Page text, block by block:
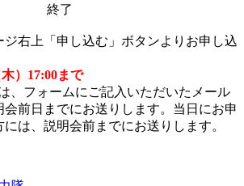
終了
ジ右上「申し込む」ボタンよりお申し込
）17:00まで
、フォームにご記入いただいたメール
会前日までにお送りします。当日にお申
は、説明会前までにお送りします。